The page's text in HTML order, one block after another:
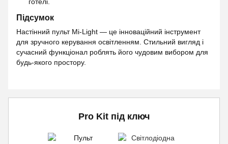
Підсумок
Настінний пульт Mi-Light — це інноваційний інструмент
для зручного керування освітленням. Стильний вигляд і
сучасний функціонал роблять його чудовим вибором для
будь-якого простору.
Pro Kit під ключ